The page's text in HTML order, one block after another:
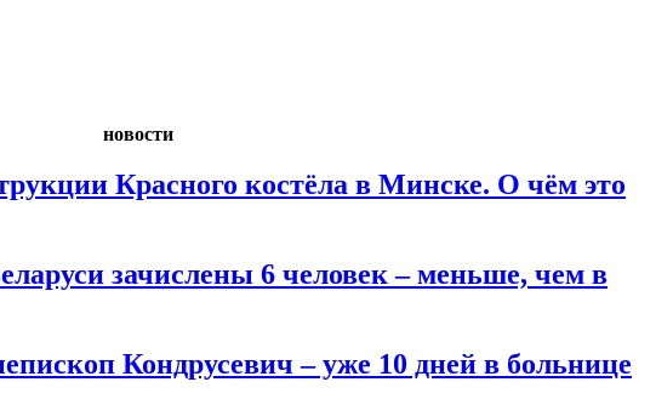
новости
Красного костёла в Минске. О чём это
зачислены 6 человек – меньше, чем в
Кондрусевич – уже 10 дней в больнице